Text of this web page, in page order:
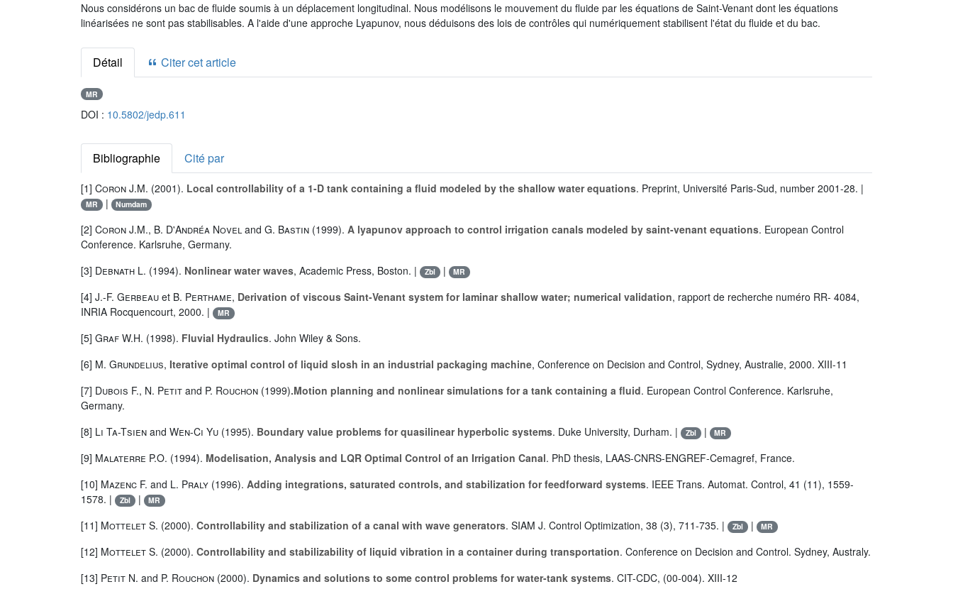
Nous considérons un bac de fluide soumis à un déplacement longitudinal. Nous modélisons le mouvement du fluide par les équations de Saint-Venant dont les équations
linéarisées ne sont pas stabilisables. A l'aide d'une approche Lyapunov, nous déduisons des lois de contrôles qui numériquement stabilisent l'état du fluide et du bac.
Détail Citer cet article
MR
DOI : 10.5802/jedp.611
Bibliographie Cité par
[1] Coron J.M. (2001). Local controllability of a 1-D tank containing a fluid modeled by the shallow water equations. Preprint, Université Paris-Sud, number 2001-28. |
MR | Numdam
[2] Coron J.M., B. D'Andréa Noveland G. Bastin (1999). A lyapunov approach to control irrigation canals modeled by saint-venant equations. European Control
Conference. Karlsruhe, Germany.
[3] Debnath L. (1994). Nonlinear water waves, Academic Press, Boston. | Zbl | MR
[4] J.-F. Gerbeau et B. Perthame, Derivation of viscous Saint-Venant system for laminar shallow water; numerical validation, rapport de recherche numéro RR- 4084,
INRIA Rocquencourt, 2000. |
MR
[5] Graf W.H. (1998). Fluvial Hydraulics. John Wiley & Sons.
[6] M. Grundelius, Iterative optimal control of liquid slosh in an industrial packaging machine, Conference on Decision and Control, Sydney, Australie, 2000. XIII-11
[7] Dubois F., N. Petit and P. Rouchon (1999).Motion planning and nonlinear simulations for a tank containing a fluid. European Control Conference. Karlsruhe,
Germany.
[8] Li Ta-Tsien and Wen-Ci Yu (1995). Boundary value problems for quasilinear hyperbolic systems. Duke University, Durham. | Zbl | MR
[9] Malaterre P.O. (1994). Modelisation, Analysis and LQR Optimal Control of an Irrigation Canal. PhD thesis, LAAS-CNRS-ENGREF-Cemagref, France.
[10] Mazenc F. and L. Praly (1996). Adding integrations, saturated controls, and stabilization for feedforward systems. IEEE Trans. Automat. Control, 41 (11), 1559-
1578. |
Zbl | MR
[11] Mottelet S. (2000). Controllability and stabilization of a canal with wave generators. SIAM J. Control Optimization, 38 (3), 711-735. | Zbl | MR
[12] Mottelet S. (2000). Controllability and stabilizability of liquid vibration in a container during transportation. Conference on Decision and Control. Sydney, Australy.
[13] Petit N. and P. Rouchon (2000). Dynamics and solutions to some control problems for water-tank systems. CIT-CDC, (00-004). XIII-12